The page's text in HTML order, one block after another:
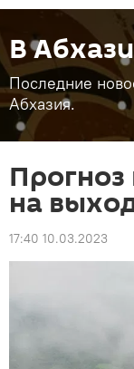
В
Последние
Абхазия.
на
17:40 10.03.2023